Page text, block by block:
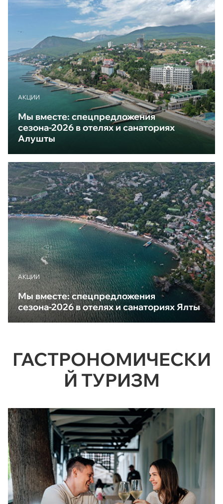
АКЦИИ
Мы вместе: спецпредложения
сезона-2026 в отелях и санаториях
Алушты
АКЦИИ
Мы вместе: спецпредложения
сезона-2026 в отелях и санаториях Ялты
ГАСТРОНОМИЧЕСКИ
Й ТУРИЗМ